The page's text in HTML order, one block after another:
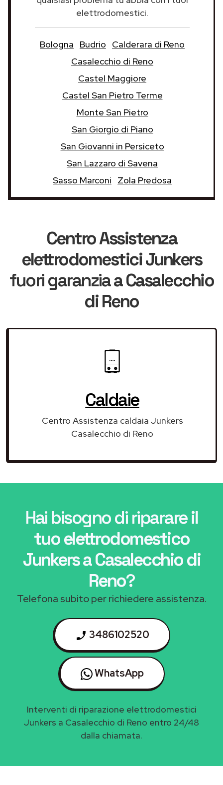
elettrodomestici.
Bologna Budrio
Calderara di Reno
Casalecchio di Reno
Castel Maggiore
Castel San Pietro Terme
Monte San Pietro
San Giorgio di Piano
San Giovanni in Persiceto
San Lazzaro di Savena
Sasso Marconi
Zola Predosa
Centro Assistenza
elettrodomestici Junkers
fuori garanziaa Casalecchio
di Reno
Caldaie
Centro Assistenza caldaia Junkers
Casalecchio di Reno
Hai bisogno di riparareil
tuo elettrodomestico
Junkers a Casalecchio di
Reno?
Telefona subito per richiedere assistenza.
3486102520
WhatsApp
Interventi di riparazione elettrodomestici
Junkers a Casalecchio di Reno entro 24/48
dalla chiamata.